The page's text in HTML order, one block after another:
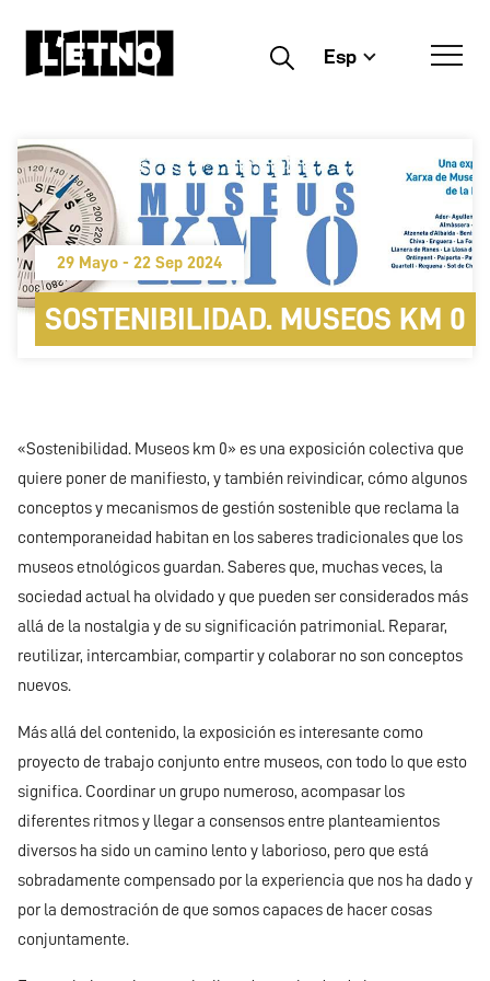
Buscar Esp
29 Mayo - 22 Sep 2024
SOSTENIBILIDAD. MUSEOS KM 0
«Sostenibilidad. Museos km 0» es una exposición colectiva que
quiere poner de manifiesto, y también reivindicar, cómo algunos
conceptos y mecanismos de gestión sostenible que reclama la
contemporaneidad habitan en los saberes tradicionales que los
museos etnológicos guardan. Saberes que, muchas veces, la
sociedad actual ha olvidado y que pueden ser considerados más
allá de la nostalgia y de su significación patrimonial. Reparar,
reutilizar, intercambiar, compartir y colaborar no son conceptos
nuevos.
Más allá del contenido, la exposición es interesante como
proyecto de trabajo conjunto entre museos, con todo lo que esto
significa. Coordinar un grupo numeroso, acompasar los
diferentes ritmos y llegar a consensos entre planteamientos
diversos ha sido un camino lento y laborioso, pero que está
sobradamente compensado por la experiencia que nos ha dado y
por la demostración de que somos capaces de hacer cosas
conjuntamente.